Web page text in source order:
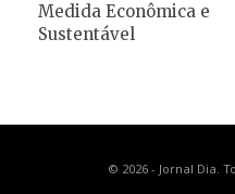
Medida Econômica e
Sustentável
© 2026 - Jornal Dia.